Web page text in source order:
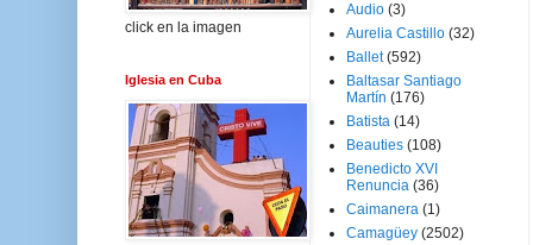
click en la imagen
Iglesia en Cuba
Audio (3)
Aurelia Castillo (32)
Ballet (592)
Baltasar Santiago
Martín (176)
Batista (14)
Beauties (108)
Benedicto XVI
Renuncia (36)
Caimanera (1)
Camagüey (2502)